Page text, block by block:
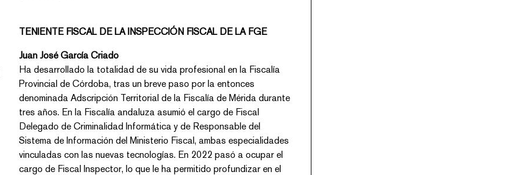
TENIENTE FISCAL DE LA INSPECCIÓN FISCAL DE LA FGE
Juan José García Criado
Ha desarrollado la totalidad de su vida profesional en la Fiscalía
Provincial de Córdoba, tras un breve paso por la entonces
denominada Adscripción Territorial de la Fiscalía de Mérida durante
tres años. En la Fiscalía andaluza asumió el cargo de Fiscal
Delegado de Criminalidad Informática y de Responsable del
Sistema de Información del Ministerio Fiscal, ambas especialidades
vinculadas con las nuevas tecnologías. En 2022 pasó a ocupar el
cargo de Fiscal Inspector, lo que le ha permitido profundizar en el